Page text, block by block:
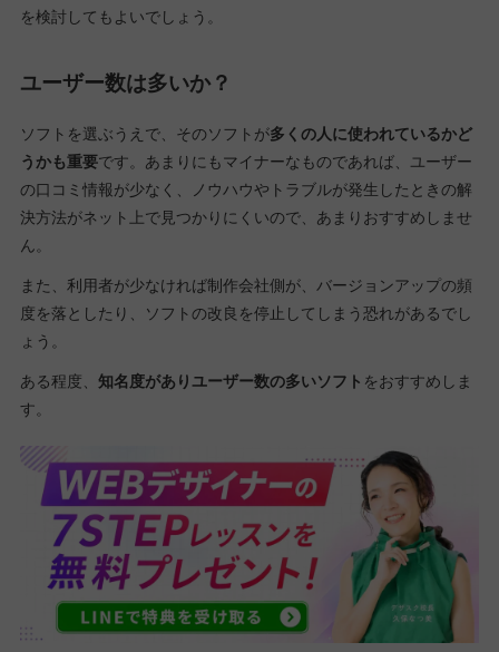
を検討してもよいでしょう。
ユーザー数は多いか？
ソフトを選ぶうえで、そのソフトが多くの人に使われているかど
うかも重要です。あまりにもマイナーなものであれば、ユーザー
の口コミ情報が少なく、ノウハウやトラブルが発生したときの解
決方法がネット上で見つかりにくいので、あまりおすすめしませ
ん。
また、利用者が少なければ制作会社側が、バージョンアップの頻
度を落としたり、ソフトの改良を停止してしまう恐れがあるでし
ょう。
ある程度、 知名度がありユーザー数の多いソフト をおすすめしま
す。